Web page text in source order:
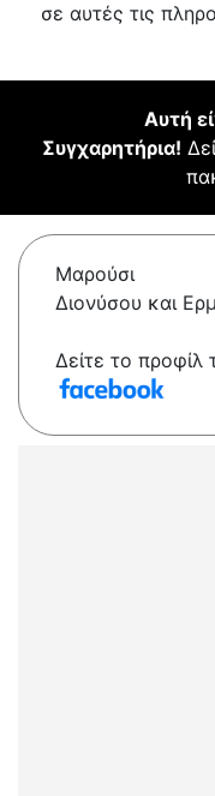
σε αυτές τις
Αυτή
Συγχαρητήρια!
Μαρούσι
Διονύσου και
Δείτε το προφίλ